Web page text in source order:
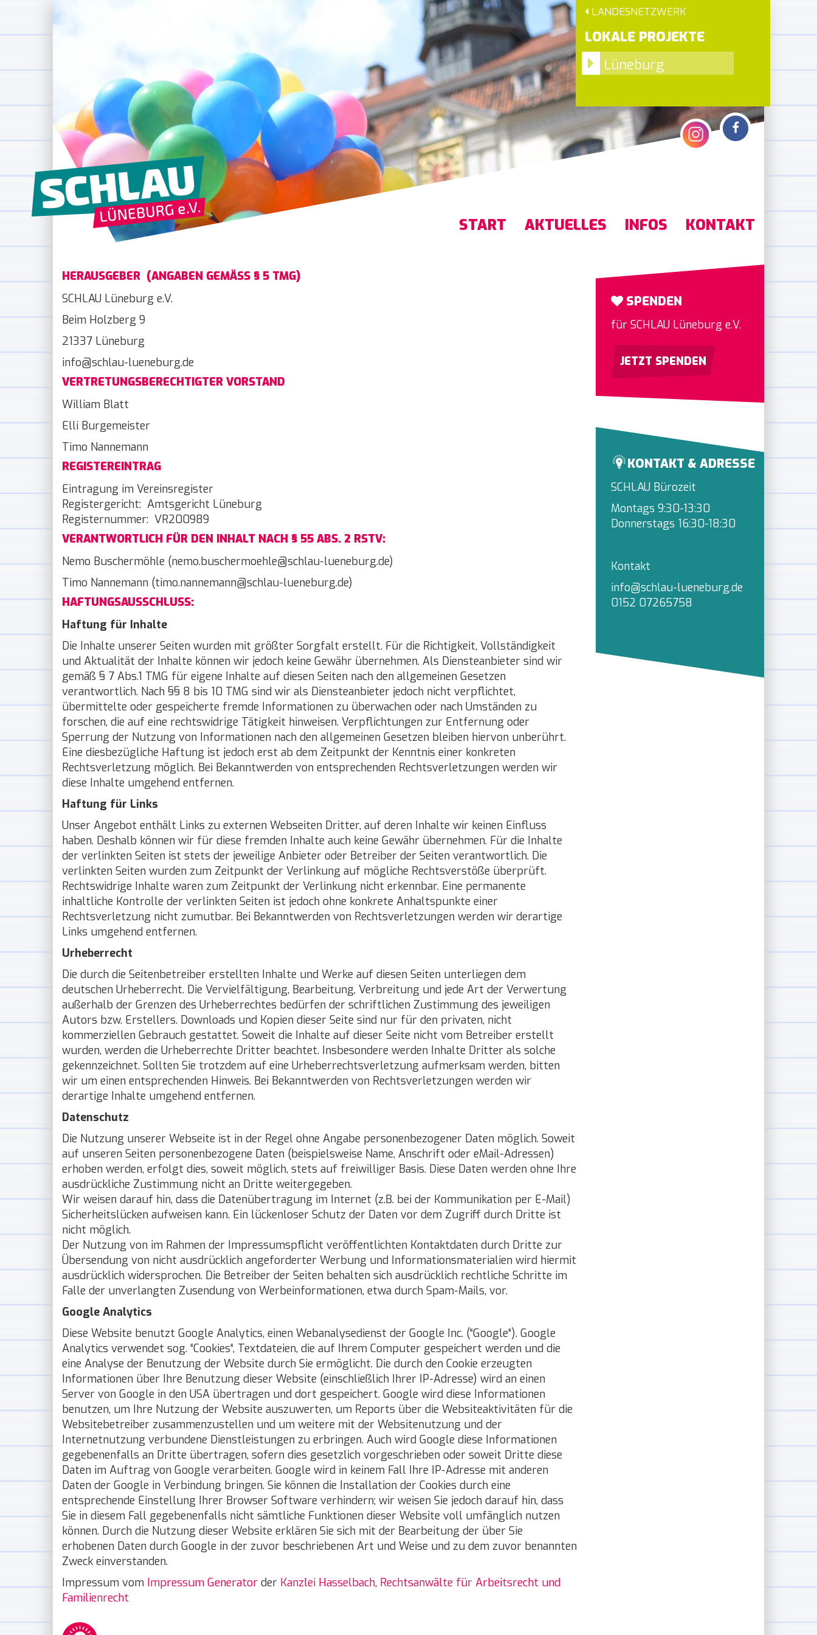
Lüneburg
LANDESNETZWERK
LOKALE PROJEKTE
START AKTUELLES INFOS KONTAKT
HERAUSGEBER (ANGABEN GEMÄSS § 5 TMG)
SCHLAU Lüneburg e.V.
Beim Holzberg 9
21337 Lüneburg
info@schlau-lueneburg.de
VERTRETUNGSBERECHTIGTER VORSTAND
William Blatt
Elli Burgemeister
Timo Nannemann
REGISTEREINTRAG
Eintragung im Vereinsregister
Registergericht: Amtsgericht Lüneburg
Registernummer: VR200989
VERANTWORTLICH FÜR DEN INHALT NACH § 55 ABS. 2 RSTV:
Nemo Buschermöhle (nemo.buschermoehle@schlau-lueneburg.de)
Timo Nannemann (timo.nannemann@schlau-lueneburg.de)
HAFTUNGSAUSSCHLUSS:
Haftung für Inhalte
Die Inhalte unserer Seiten wurden mit größter Sorgfalt erstellt. Für die Richtigkeit, Vollständigkeit
und Aktualität der Inhalte können wir jedoch keine Gewähr übernehmen. Als Diensteanbieter sind wir
gemäß § 7 Abs.1 TMG für eigene Inhalte auf diesen Seiten nach den allgemeinen Gesetzen
verantwortlich. Nach §§ 8 bis 10 TMG sind wir als Diensteanbieter jedoch nicht verpflichtet,
übermittelte oder gespeicherte fremde Informationen zu überwachen oder nach Umständen zu
forschen, die auf eine rechtswidrige Tätigkeit hinweisen. Verpflichtungen zur Entfernung oder
Sperrung der Nutzung von Informationen nach den allgemeinen Gesetzen bleiben hiervon unberührt.
Eine diesbezügliche Haftung ist jedoch erst ab dem Zeitpunkt der Kenntnis einer konkreten
Rechtsverletzung möglich. Bei Bekanntwerden von entsprechenden Rechtsverletzungen werden wir
diese Inhalte umgehend entfernen.
Haftung für Links
Unser Angebot enthält Links zu externen Webseiten Dritter, auf deren Inhalte wir keinen Einfluss
haben. Deshalb können wir für diese fremden Inhalte auch keine Gewähr übernehmen. Für die Inhalte
der verlinkten Seiten ist stets der jeweilige Anbieter oder Betreiber der Seiten verantwortlich. Die
verlinkten Seiten wurden zum Zeitpunkt der Verlinkung auf mögliche Rechtsverstöße überprüft.
Rechtswidrige Inhalte waren zum Zeitpunkt der Verlinkung nicht erkennbar. Eine permanente
inhaltliche Kontrolle der verlinkten Seiten ist jedoch ohne konkrete Anhaltspunkte einer
Rechtsverletzung nicht zumutbar. Bei Bekanntwerden von Rechtsverletzungen werden wir derartige
Links umgehend entfernen.
Urheberrecht
Die durch die Seitenbetreiber erstellten Inhalte und Werke auf diesen Seiten unterliegen dem
deutschen Urheberrecht. Die Vervielfältigung, Bearbeitung, Verbreitung und jede Art der Verwertung
außerhalb der Grenzen des Urheberrechtes bedürfen der schriftlichen Zustimmung des jeweiligen
Autors bzw. Erstellers. Downloads und Kopien dieser Seite sind nur für den privaten, nicht
kommerziellen Gebrauch gestattet. Soweit die Inhalte auf dieser Seite nicht vom Betreiber erstellt
wurden, werden die Urheberrechte Dritter beachtet. Insbesondere werden Inhalte Dritter als solche
gekennzeichnet. Sollten Sie trotzdem auf eine Urheberrechtsverletzung aufmerksam werden, bitten
wir um einen entsprechenden Hinweis. Bei Bekanntwerden von Rechtsverletzungen werden wir
derartige Inhalte umgehend entfernen.
Datenschutz
Die Nutzung unserer Webseite ist in der Regel ohne Angabe personenbezogener Daten möglich. Soweit
auf unseren Seiten personenbezogene Daten (beispielsweise Name, Anschrift oder eMail-Adressen)
erhoben werden, erfolgt dies, soweit möglich, stets auf freiwilliger Basis. Diese Daten werden ohne Ihre
ausdrückliche Zustimmung nicht an Dritte weitergegeben.
Wir weisen darauf hin, dass die Datenübertragung im Internet (z.B. bei der Kommunikation per E-Mail)
Sicherheitslücken aufweisen kann. Ein lückenloser Schutz der Daten vor dem Zugriff durch Dritte ist
nicht möglich.
Der Nutzung von im Rahmen der Impressumspflicht veröffentlichten Kontaktdaten durch Dritte zur
Übersendung von nicht ausdrücklich angeforderter Werbung und Informationsmaterialien wird hiermit
ausdrücklich widersprochen. Die Betreiber der Seiten behalten sich ausdrücklich rechtliche Schritte im
Falle der unverlangten Zusendung von Werbeinformationen, etwa durch Spam-Mails, vor.
Google Analytics
Diese Website benutzt Google Analytics, einen Webanalysedienst der Google Inc. (“Google“). Google
Analytics verwendet sog. “Cookies“, Textdateien, die auf Ihrem Computer gespeichert werden und die
eine Analyse der Benutzung der Website durch Sie ermöglicht. Die durch den Cookie erzeugten
Informationen über Ihre Benutzung dieser Website (einschließlich Ihrer IP-Adresse) wird an einen
Server von Google in den USA übertragen und dort gespeichert. Google wird diese Informationen
benutzen, um Ihre Nutzung der Website auszuwerten, um Reports über die Websiteaktivitäten für die
Websitebetreiber zusammenzustellen und um weitere mit der Websitenutzung und der
Internetnutzung verbundene Dienstleistungen zu erbringen. Auch wird Google diese Informationen
gegebenenfalls an Dritte übertragen, sofern dies gesetzlich vorgeschrieben oder soweit Dritte diese
Daten im Auftrag von Google verarbeiten. Google wird in keinem Fall Ihre IP-Adresse mit anderen
Daten der Google in Verbindung bringen. Sie können die Installation der Cookies durch eine
entsprechende Einstellung Ihrer Browser Software verhindern; wir weisen Sie jedoch darauf hin, dass
Sie in diesem Fall gegebenenfalls nicht sämtliche Funktionen dieser Website voll umfänglich nutzen
können. Durch die Nutzung dieser Website erklären Sie sich mit der Bearbeitung der über Sie
erhobenen Daten durch Google in der zuvor beschriebenen Art und Weise und zu dem zuvor benannten
Zweck einverstanden.
Impressum vom Impressum Generator der Kanzlei Hasselbach, Rechtsanwälte für Arbeitsrecht und
Familienrecht
SPENDEN
für SCHLAU Lüneburg e.V.
JETZT SPENDEN
KONTAKT & ADRESSE
SCHLAU Bürozeit
Montags 9:30-13:30
Donnerstags 16:30-18:30
Kontakt
info@schlau-lueneburg.de
0152 07265758